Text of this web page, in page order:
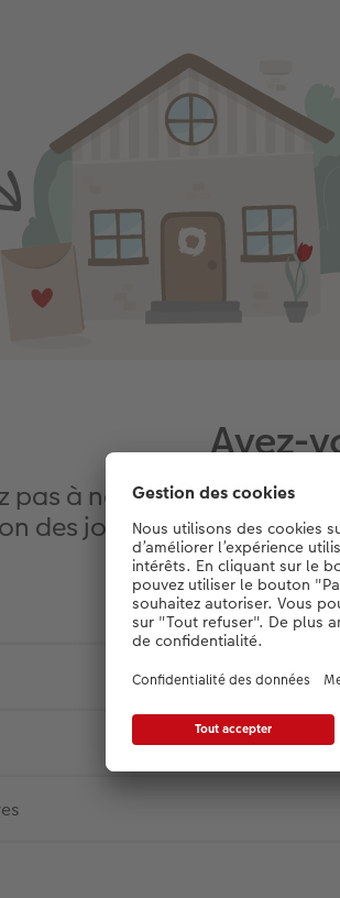
Avez-
pas à nous contacter :
des jours fériés légaux).